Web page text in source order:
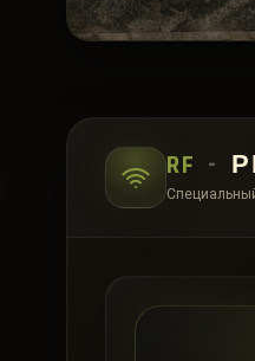
RF -